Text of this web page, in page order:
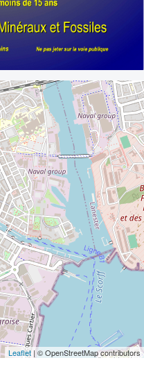
Leaflet | © OpenStreetMap contributors